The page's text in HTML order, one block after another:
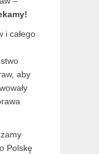
i całego
aby
Polskę